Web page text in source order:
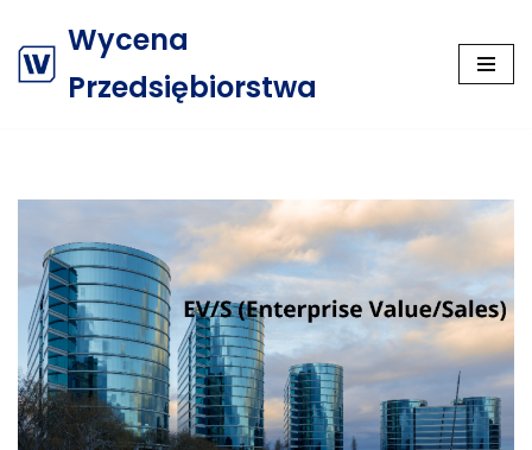
Przejdź
Wycena
Przedsiębiorstwa